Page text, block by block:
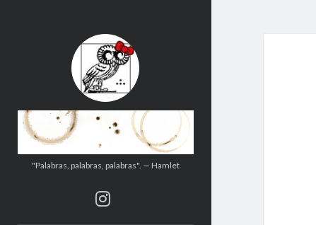
.:.Calito(h)eces.:.
"Palabras, palabras, palabras". — Hamlet
instagram